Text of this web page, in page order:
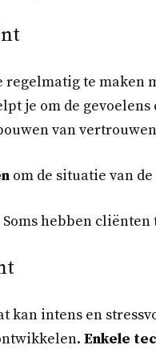
regelmatig te
je om de
van
om de situatie van
Soms hebben
kan intens en
Enkele